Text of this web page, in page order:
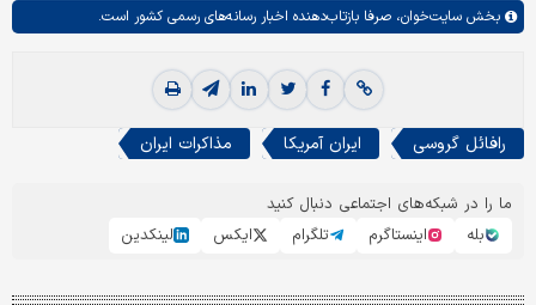
بخش سایت‌خوان، صرفا بازتاب‌دهنده اخبار رسانه‌های رسمی کشور است.
رافائل گروسی ایران آمریکا مذاکرات ایران
ما را در شبکه‌های اجتماعی دنبال کنید
بله
اینستاگرم تلگرام ایکس لینکدین